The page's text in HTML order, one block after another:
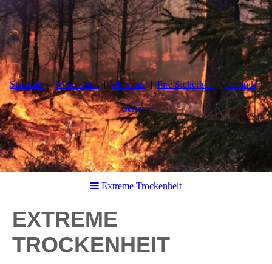
Startseite Mitmachen Über uns Ihre Sicherheit Technik
Service
Extreme Trockenheit
EXTREME
TROCKENHEIT